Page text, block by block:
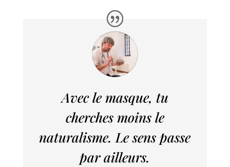
Avec le masque, tu
cherches moins le
naturalisme.Le sens passe
par ailleurs.